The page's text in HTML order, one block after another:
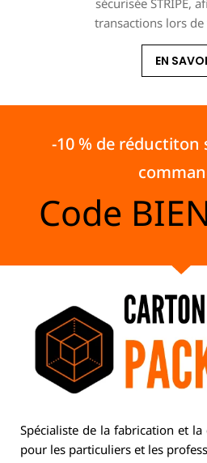
sécurisée STRIPE,
transactions lors
EN
-10 % de réductiton
Code
Spécialiste de la fabrication et
pour les particuliers et les